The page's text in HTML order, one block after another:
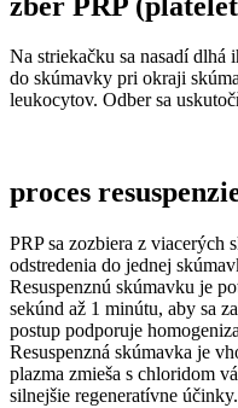
Na striekačku sa nasadí dlhá
do skúmavky pri okraji
leukocytov. Odber sa
proces
PRP sa zozbiera z viacerých
odstredenia do jednej
Resuspenznú skúmavku je
sekúnd až 1 minútu, aby sa
postup podporuje
Resuspenzná skúmavka je
plazma zmieša s chloridom
silnejšie regeneratívne účinky.